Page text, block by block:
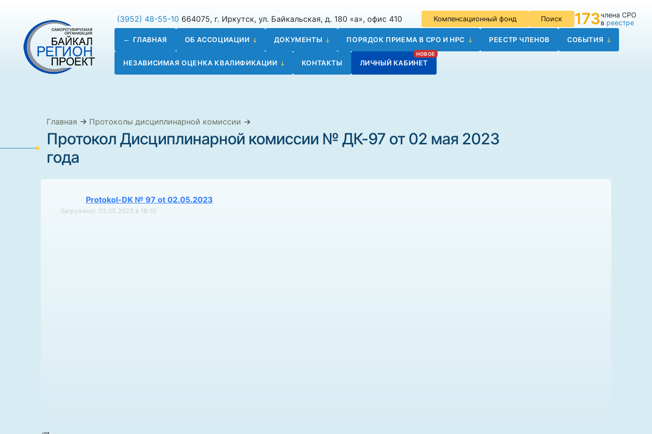
(3952) 48-55-10 664075, г. Иркутск, ул. Байкальская, д. 180 «а», офис 410 Компенсационный фонд Поиск 173члена СРО
в реестре
ГЛАВНАЯ ОБ АССОЦИАЦИИ ДОКУМЕНТЫ ПОРЯДОК ПРИЕМА В СРО И НРС РЕЕСТР ЧЛЕНОВ СОБЫТИЯ
НЕЗАВИСИМАЯ ОЦЕНКА КВАЛИФИКАЦИИ КОНТАКТЫ ЛИЧНЫЙ КАБИНЕТ
Главная → Протоколы дисциплинарной комиссии →
Протокол Дисциплинарной комиссии № ДК-97 от 02 мая 2023
года
Protokol-DK № 97 ot 02.05.2023
Загружено: 03.05.2023 в 18:10